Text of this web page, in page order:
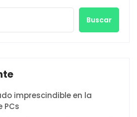
Buscar
imprescindible en la
PCs